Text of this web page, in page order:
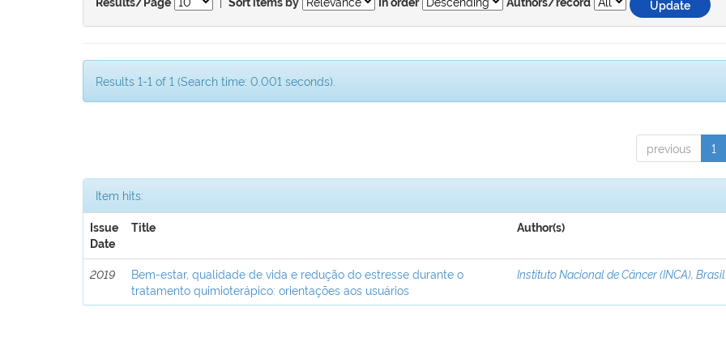
Results/Page Sort items by In order Authors/record
Results 1-1 of 1 (Search time: 0.001 seconds).
previous 1
Item hits:
Issue
Date
Title Author(s)
2019
Bem-estar, qualidade de vida e redução do estresse durante o
tratamento quimioterápico: orientações aos usuários
Instituto Nacional de Câncer (INCA), Brasil